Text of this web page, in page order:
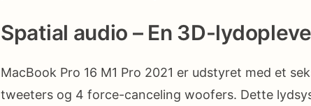
Spatial audio – En 3D-
MacBook Pro 16 M1 Pro 2021 er udstyret med et
tweeters og 4 force-canceling woofers. Dette